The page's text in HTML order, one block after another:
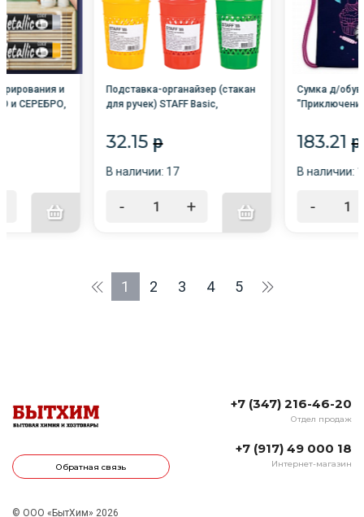
и
и СЕРЕБРО,
Подставка-органайзер (стакан
для ручек) STAFF Basic,
32.15 p
В наличии: 17
- +
Сумка д/
183.21 p
В наличии: 1
-
1 2 3 4 5
Обратная связь
+7 (347) 216-46-20
Отдел продаж
+7 (917) 49 000 18
Интернет-магазин
© ООО «БытХим» 2026